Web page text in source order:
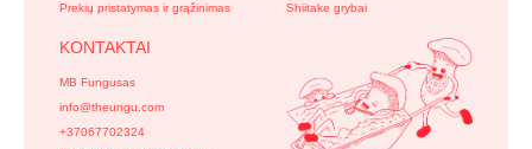
Prekių pristatymas ir grąžinimas
Shiitake grybai
KONTAKTAI
MB Fungusas
info@theungu.com
+37067702324